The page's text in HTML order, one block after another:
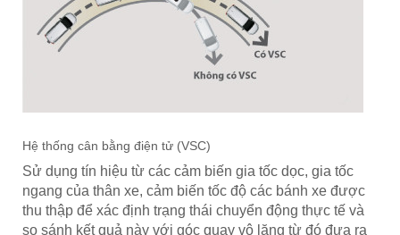
Hệ thống cân bằng điện tử (VSC)
Sử dụng tín hiệu từ các cảm biến gia tốc dọc, gia tốc
ngang của thân xe, cảm biến tốc độ các bánh xe được
thu thập để xác định trạng thái chuyển động thực tế và
so sánh kết quả này với góc quay vô lăng từ đó đưa ra